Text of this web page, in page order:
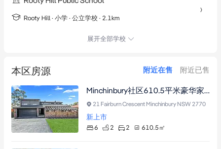
Rooty Hill· 小学 · 公立学校 · 2.1km
展开全部学校
本区房源 附近在售 附近已售
Minchinbury社区610.5平米豪华家庭住宅，六卧室多生活区，带入地泳池和太阳能系统
21 Fairburn Crescent Minchinbury NSW 2770
新上市
6 2 2 610.5 ㎡